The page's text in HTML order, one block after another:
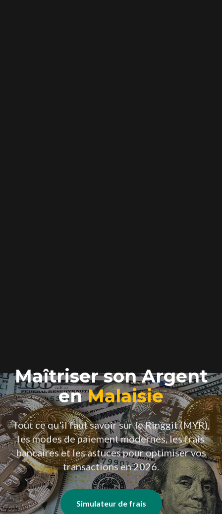
Maîtriser son Argent
enMalaisie
Tout ce qu'il faut savoir sur le Ringgit (MYR),
les modes de paiement modernes, les frais
bancaires et les astuces pour optimiser vos
transactions en 2026.
Simulateur de frais